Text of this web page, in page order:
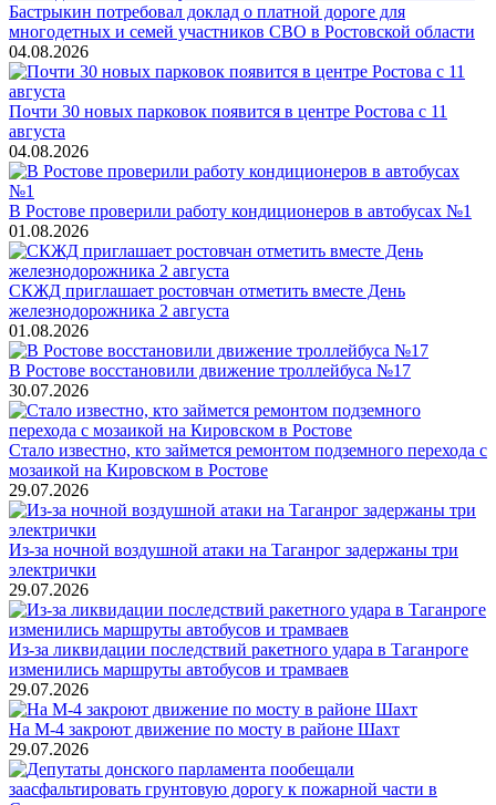
Бастрыкин потребовал доклад о платной дороге для
многодетных и семей участников СВО в Ростовской области
04.08.2026
Почти 30 новых парковок появится в центре Ростова с 11
августа
04.08.2026
В Ростове проверили работу кондиционеров в автобусах №1
01.08.2026
СКЖД приглашает ростовчан отметить вместе День
железнодорожника 2 августа
01.08.2026
В Ростове восстановили движение троллейбуса №17
30.07.2026
Стало известно, кто займется ремонтом подземного перехода с
мозаикой на Кировском в Ростове
29.07.2026
Из-за ночной воздушной атаки на Таганрог задержаны три
электрички
29.07.2026
Из-за ликвидации последствий ракетного удара в Таганроге
изменились маршруты автобусов и трамваев
29.07.2026
На М-4 закроют движение по мосту в районе Шахт
29.07.2026